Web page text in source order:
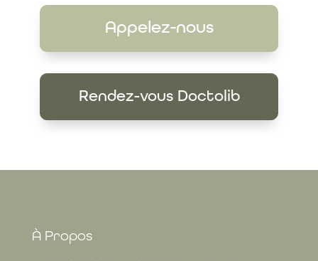
Appelez-nous
Rendez-vous Doctolib
ÀPropos